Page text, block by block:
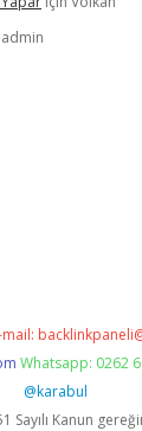
admin
mail:
Whatsapp: 0262
@karabul
Sayılı Kanun